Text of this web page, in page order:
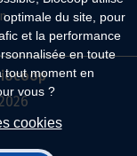
du site, pour
et la performance
en toute
tout moment en
vous ?
cookies